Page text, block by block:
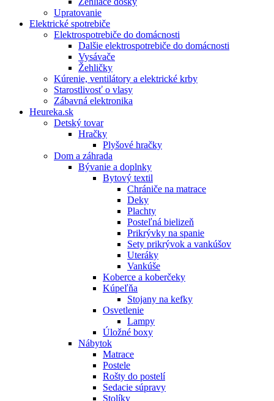
Upratovanie
Elektrické spotrebiče
Elektrospotrebiče do domácnosti
Dalšie elektrospotrebiče do domácnosti
Vysávače
Žehličky
Kúrenie, ventilátory a elektrické krby
Starostlivosť o vlasy
Zábavná elektronika
Heureka.sk
Detský tovar
Hračky
Plyšové hračky
Dom a záhrada
Bývanie a doplnky
Bytový textil
Chrániče na matrace
Deky
Plachty
Posteľná bielizeň
Prikrývky na spanie
Sety prikrývok a vankúšov
Uteráky
Vankúše
Koberce a koberčeky
Kúpeľňa
Stojany na kefky
Osvetlenie
Lampy
Úložné boxy
Nábytok
Matrace
Postele
Rošty do postelí
Sedacie súpravy
Stolíky